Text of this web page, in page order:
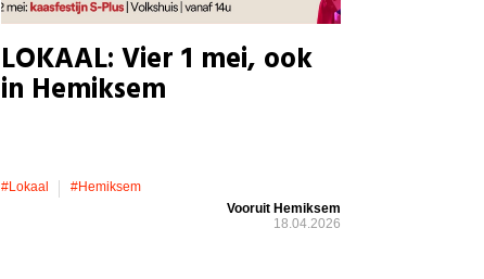
LOKAAL: Vier 1 mei, ook
in Hemiksem
#lokaal
#hemiksem
Vooruit Hemiksem
18.04.2026